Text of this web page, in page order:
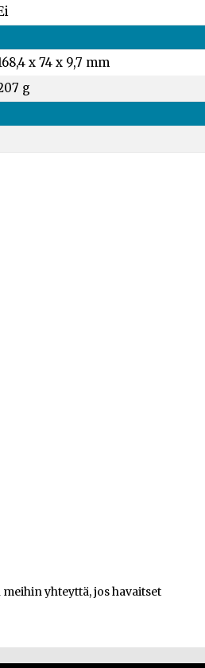
x 74 x 9,7 mm
g
yhteyttä, jos havaitset